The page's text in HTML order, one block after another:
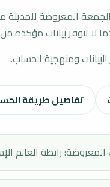
المعروضة للمدينة
لا تتوفر بيانات
ومنهجية الحساب.
تفاصيل طريقة
رابطة العالم